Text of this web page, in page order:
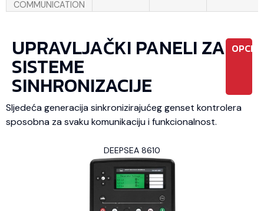
COMMUNICATION
UPRAVLJAČKI PANELI ZA
SISTEME
SINHRONIZACIJE
Sljedeća generacija sinkronizirajućeg genset kontrolera
sposobna za svaku komunikaciju i funkcionalnost.
DEEPSEA 8610